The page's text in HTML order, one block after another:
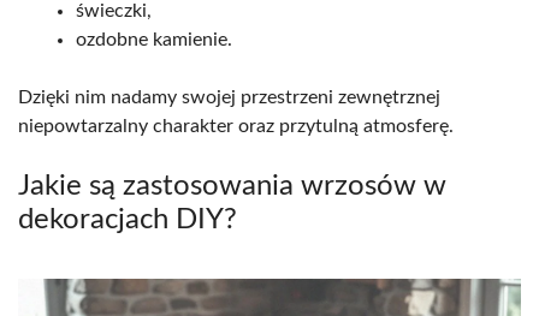
świeczki,
ozdobne kamienie.
Dzięki nim nadamy swojej przestrzeni zewnętrznej
niepowtarzalny charakter oraz przytulną atmosferę.
Jakie są zastosowania wrzosów w
dekoracjach DIY?